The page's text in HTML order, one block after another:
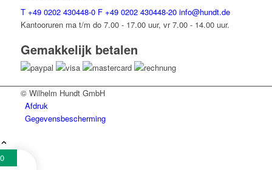
T +49 0202 430448-0 F +49 0202 430448-20 info@hundt.de
Kantooruren ma t/m do 7.00 - 17.00 uur, vr 7.00 - 14.00 uur.
Gemakkelijk betalen
© Wilhelm Hundt GmbH
Afdruk
Gegevensbescherming
0